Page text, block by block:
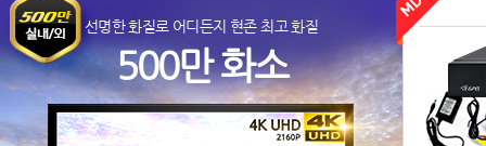
선명한 화질로 어디든지 현존 최고 화질
500만 화소